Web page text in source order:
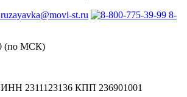
zayavka@movi-st.ru
8-
(по МСК)
2311123136 КПП 236901001